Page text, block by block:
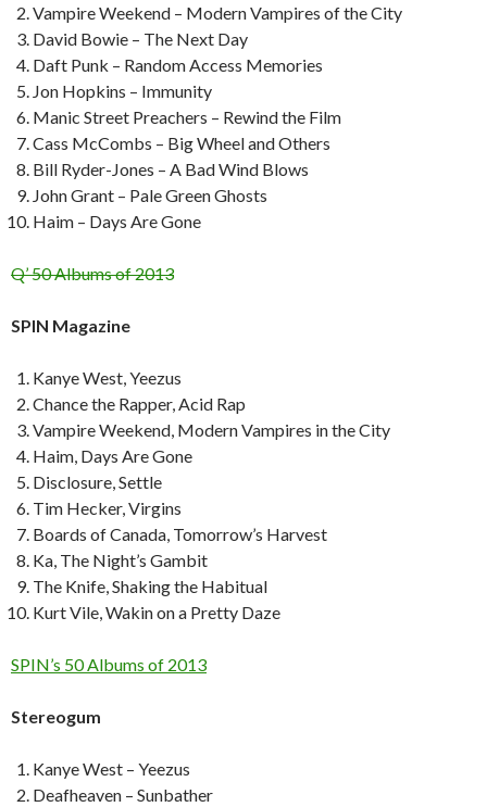
Vampire Weekend – Modern Vampires of the City
David Bowie – The Next Day
Daft Punk – Random Access Memories
Jon Hopkins – Immunity
Manic Street Preachers – Rewind the Film
Cass McCombs – Big Wheel and Others
Bill Ryder-Jones – A Bad Wind Blows
John Grant – Pale Green Ghosts
Haim – Days Are Gone
Q’ 50 Albums of 2013
SPIN Magazine
Kanye West, Yeezus
Chance the Rapper, Acid Rap
Vampire Weekend, Modern Vampires in the City
Haim, Days Are Gone
Disclosure, Settle
Tim Hecker, Virgins
Boards of Canada, Tomorrow’s Harvest
Ka, The Night’s Gambit
The Knife, Shaking the Habitual
Kurt Vile, Wakin on a Pretty Daze
SPIN’s 50 Albums of 2013
Stereogum
Kanye West – Yeezus
Deafheaven – Sunbather